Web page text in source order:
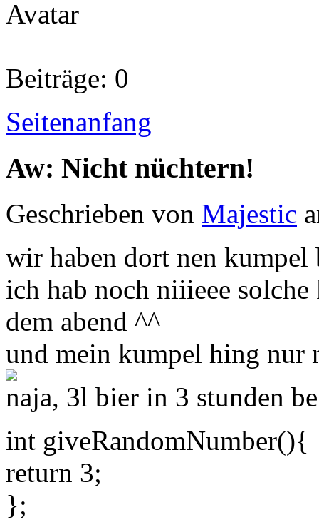
Beiträge: 0
Seitenanfang
Aw: Nicht nüchtern!
Geschrieben von Majestic
wir haben dort nen kumpel
ich hab noch niiieee
dem abend ^^
und mein kumpel hing nur
naja, 3l bier in 3 stunden
int giveRandomNumber(){
return 3;
};